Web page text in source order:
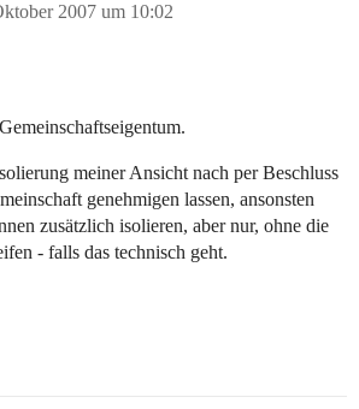
2007 um 10:02
meiner Ansicht nach per Beschluss
genehmigen lassen, ansonsten
zusätzlich isolieren, aber nur, ohne die
- falls das technisch geht.